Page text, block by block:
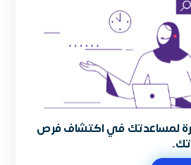
لمساعدتك في اكتشاف فرص